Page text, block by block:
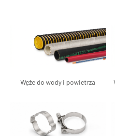
Węże do wody i powietrza